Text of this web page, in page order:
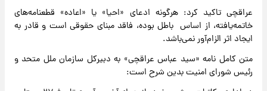
عراقچی تاکید کرد: هرگونه ادعای «احیا» یا «اعاده» قطعنامه‌های
خاتمه‌یافته، از اساس باطل بوده، فاقد مبنای حقوقی است و قادر به
ایجاد اثر الزام‌آور نمی‌باشد.
متن کامل نامه «سید عباس عراقچی» به دبیرکل سازمان ملل متحد و
رئیس شورای امنیت بدین شرح است: